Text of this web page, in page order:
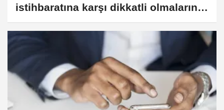
istihbaratına karşı dikkatli olmalarını
istedi